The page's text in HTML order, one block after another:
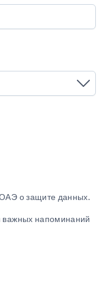
ОАЭ о защите данных.
важных напоминаний